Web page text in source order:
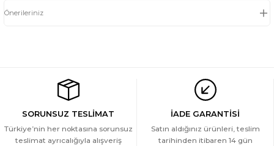
Önerileriniz
SORUNSUZ TESLİMAT
Türkiye’nin her noktasına sorunsuz
teslimat ayrıcalığıyla alışveriş
İADE GARANTİSİ
Satın aldığınız ürünleri, teslim
tarihinden itibaren 14 gün